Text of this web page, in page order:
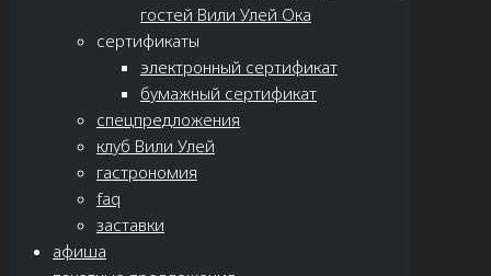
гостей Вили Улей Ока
сертификаты
электронный сертификат
бумажный сертификат
спецпредложения
клуб Вили Улей
гастрономия
faq
заставки
афиша